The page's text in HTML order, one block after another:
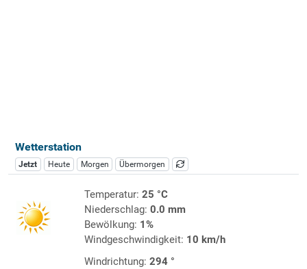
Wetterstation
Jetzt Heute Morgen Übermorgen
Temperatur: 25 °C
Niederschlag: 0.0 mm
Bewölkung: 1%
Windgeschwindigkeit: 10 km/h
Windrichtung: 294 °